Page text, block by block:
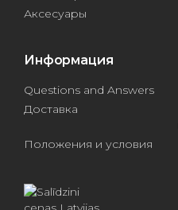
Аксесуары
Информация
Questions and Answers
Доставка
Положения и условия